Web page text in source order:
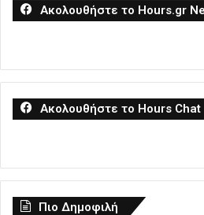
Ακολουθήστε το Hours.gr
Ακολουθήστε το Hours Chat
Πιο Δημοφιλή